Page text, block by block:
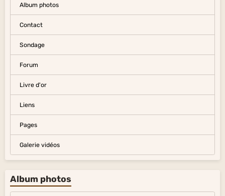
Album photos
Contact
Sondage
Forum
Livre d'or
Liens
Pages
Galerie vidéos
Album photos